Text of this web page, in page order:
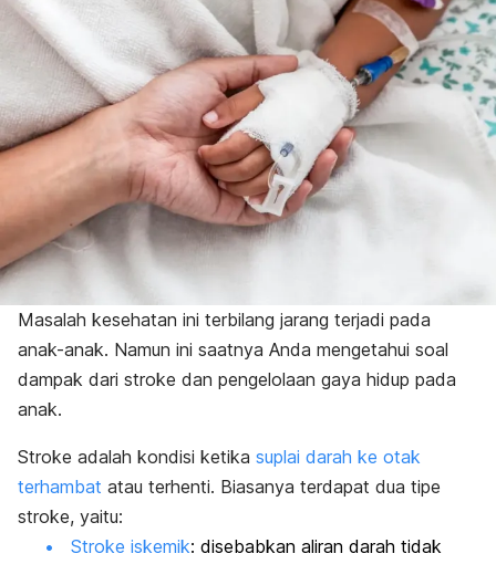
Masalah kesehatan ini terbilang jarang terjadi pada
anak-anak. Namun ini saatnya Anda mengetahui soal
dampak dari stroke dan pengelolaan gaya hidup pada
anak.
Stroke adalah kondisi ketika suplai darah ke otak
terhambat atau terhenti. Biasanya terdapat dua tipe
stroke, yaitu:
Stroke iskemik: disebabkan aliran darah tidak